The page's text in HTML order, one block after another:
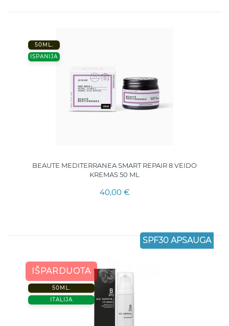
50ML.
ISPANIJA
BEAUTE MEDITERRANEA SMART REPAIR 8 VEIDO
KREMAS 50 ML
40,00 €
IŠPARDUOTA
50ML.
ITALIJA
SPF30 APSAUGA